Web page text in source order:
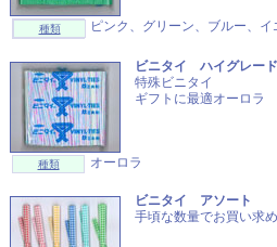
種類 ピンク、グリーン、ブルー、
ビニタイ ハイグレード
特殊ビニタイ
ギフトに最適オーロラ
種類 オーロラ
ビニタイ アソート
手頃な数量でお買い求